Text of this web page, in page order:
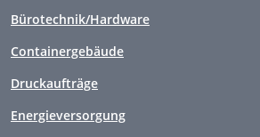
Bürotechnik/Hardware
Containergebäude
Druckaufträge
Energieversorgung